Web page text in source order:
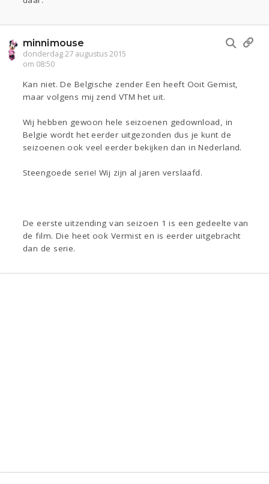
minnimouse
donderdag 27 augustus 2015
om 08:50
Kan niet. De Belgische zender Een heeft Ooit Gemist,
maar volgens mij zend VTM het uit.
Wij hebben gewoon hele seizoenen gedownload, in
Belgie wordt het eerder uitgezonden dus je kunt de
seizoenen ook veel eerder bekijken dan in Nederland.
Steengoede serie! Wij zijn al jaren verslaafd.
De eerste uitzending van seizoen 1 is een gedeelte van
de film. Die heet ook Vermist en is eerder uitgebracht
dan de serie.